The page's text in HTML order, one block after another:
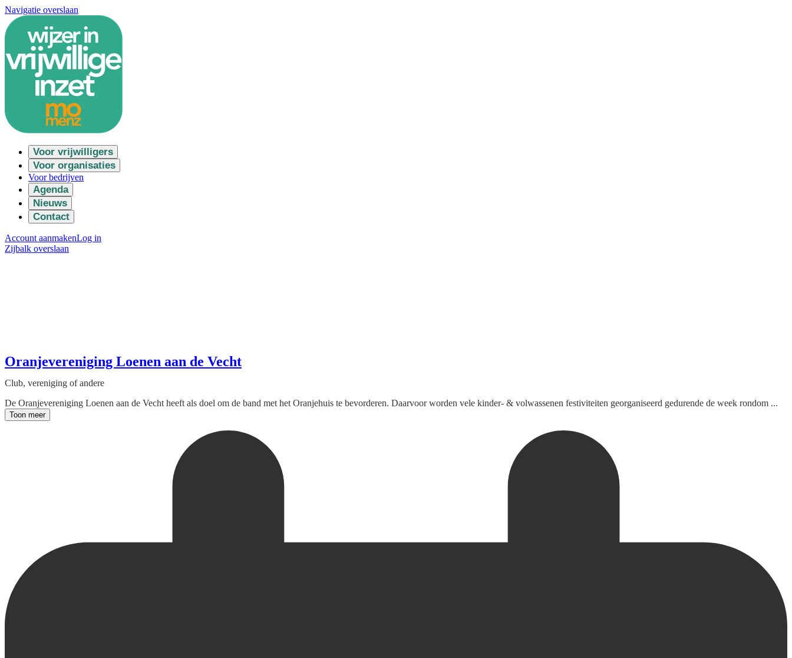
Navigatie overslaan
Voor vrijwilligers
Voor organisaties
Voor bedrijven
Agenda
Nieuws
Contact
Account aanmakenLog in
Zijbalk overslaan
Oranjevereniging Loenen aan de Vecht
Club, vereniging of andere
De Oranjevereniging Loenen aan de Vecht heeft als doel om de band met het Oranjehuis te bevorderen. Daarvoor worden vele kinder- & volwassenen festiviteiten georganiseerd gedurende de week rondom ...
Toon meer